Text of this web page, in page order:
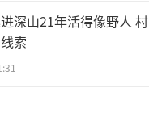
深山21年活得像野人 村
索